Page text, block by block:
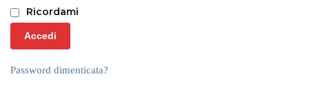
Ricordami
Accedi
Password dimenticata?